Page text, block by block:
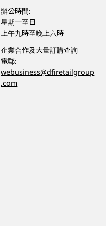
辦公時間:
星期一至日
上午九時至晚上六時
企業合作及大量訂購查詢
電郵:
webusiness@dfiretailgroup
.com